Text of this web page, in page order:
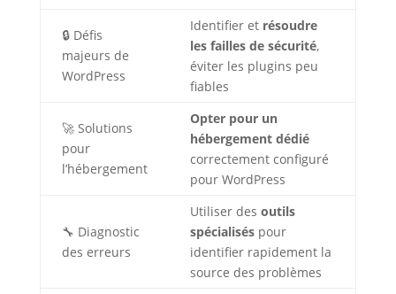
🔒 Défis
majeurs de
WordPress
Identifier et résoudre
les failles de sécurité,
éviter les plugins peu
fiables
🚀 Solutions
pour
l’hébergement
Opter pour un
hébergement dédié
correctement configuré
pour WordPress
🔧 Diagnostic
des erreurs
Utiliser des outils
spécialiséspour
identifier rapidement la
source des problèmes